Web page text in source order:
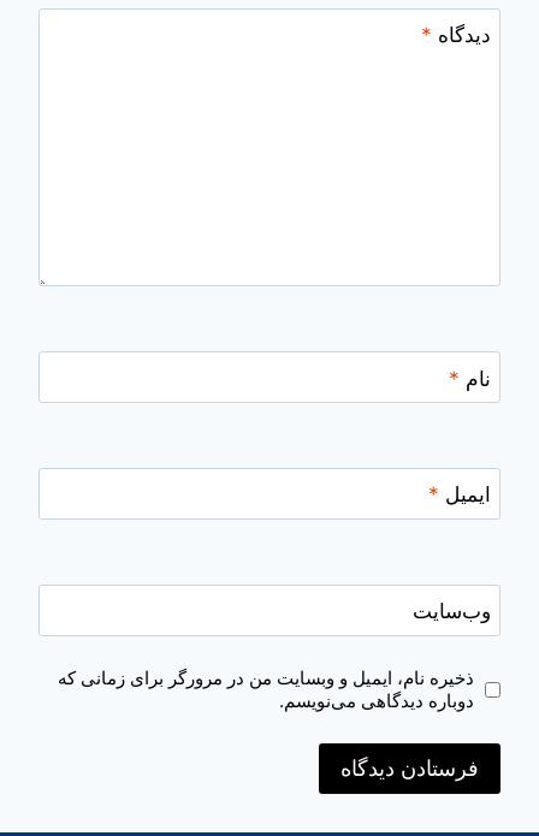
دیدگاه *
نام *
ایمیل *
وب‌سایت
ذخیره نام، ایمیل و وبسایت من در مرورگر برای زمانی که
دوباره دیدگاهی می‌نویسم.